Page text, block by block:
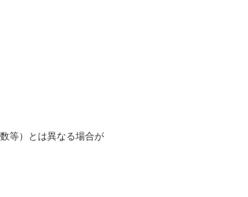
等）とは異なる場合が